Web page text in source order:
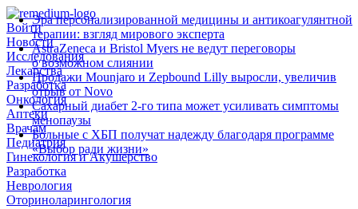
Войти
Новости
Исследования
Лекарства
Разработка
Онкология
Аптеки
Врачам
Педиатрия
Гинекология и Акушерство
Разработка
Неврология
Оториноларингология
Эра персонализированной медицины и антикоагулянтной
терапии: взгляд мирового эксперта
AstraZeneca и Bristol Myers не ведут переговоры
о возможном слиянии
Продажи Mounjaro и Zepbound Lilly выросли, увеличив
отрыв от Novo
Сахарный диабет 2‑го типа может усиливать симптомы
менопаузы
Больные с ХБП получат надежду благодаря программе
«Выбор ради жизни»